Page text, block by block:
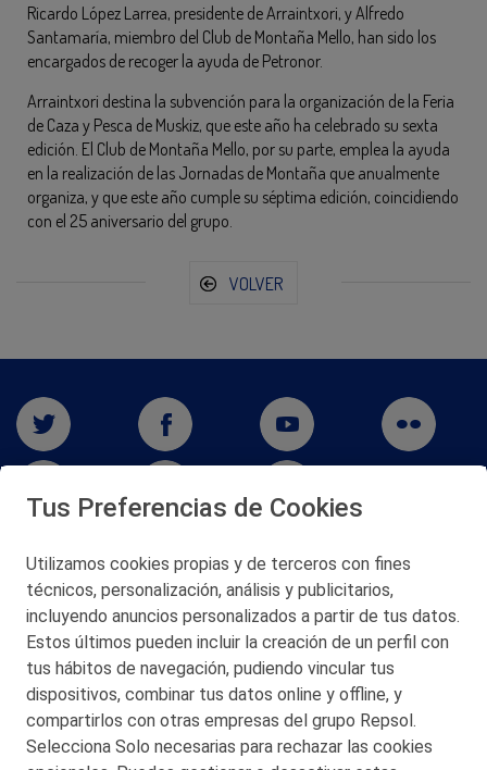
Ricardo López Larrea, presidente de Arraintxori, y Alfredo
Santamaría, miembro del Club de Montaña Mello, han sido los
encargados de recoger la ayuda de Petronor.
Arraintxori destina la subvención para la organización de la Feria
de Caza y Pesca de Muskiz, que este año ha celebrado su sexta
edición. El Club de Montaña Mello, por su parte, emplea la ayuda
en la realización de las Jornadas de Montaña que anualmente
organiza, y que este año cumple su séptima edición, coincidiendo
con el 25 aniversario del grupo.
VOLVER
San Martín 5-Edificio Muñatones,
48550 Muskiz (Bizkaia)
Telf. 946 357 000
© 2026 Petronor S.A.
Tus Preferencias de Cookies
Utilizamos cookies propias y de terceros con fines
técnicos, personalización, análisis y publicitarios,
incluyendo anuncios personalizados a partir de tus datos.
Estos últimos pueden incluir la creación de un perfil con
tus hábitos de navegación, pudiendo vincular tus
dispositivos, combinar tus datos online y offline, y
compartirlos con otras empresas del grupo Repsol.
Selecciona Solo necesarias para rechazar las cookies